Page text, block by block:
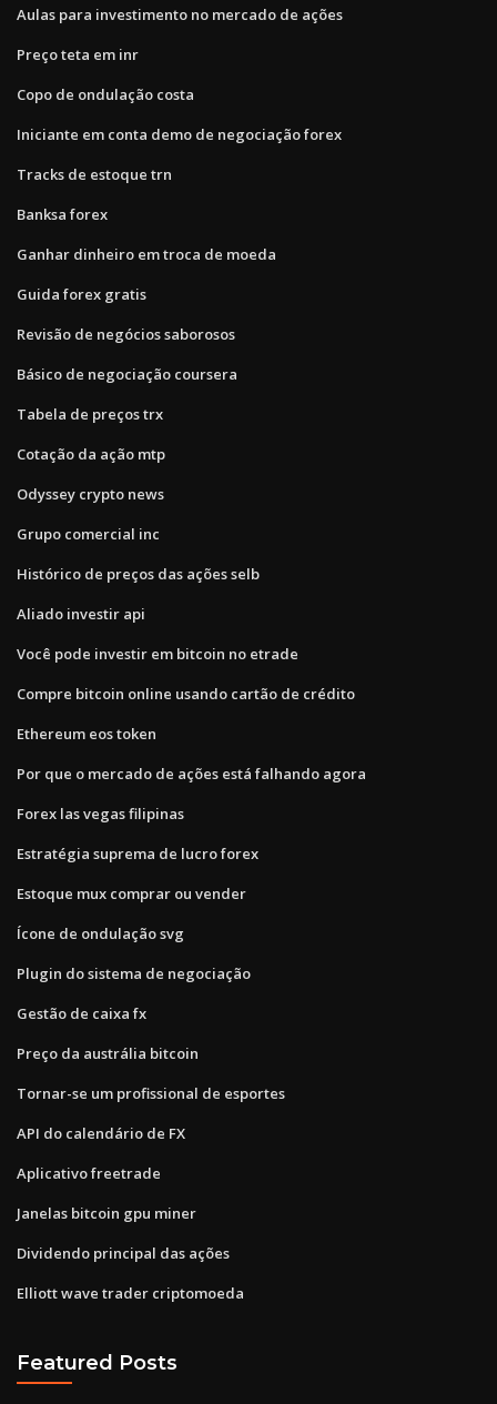
Aulas para investimento no mercado de ações
Preço teta em inr
Copo de ondulação costa
Iniciante em conta demo de negociação forex
Tracks de estoque trn
Banksa forex
Ganhar dinheiro em troca de moeda
Guida forex gratis
Revisão de negócios saborosos
Básico de negociação coursera
Tabela de preços trx
Cotação da ação mtp
Odyssey crypto news
Grupo comercial inc
Histórico de preços das ações selb
Aliado investir api
Você pode investir em bitcoin no etrade
Compre bitcoin online usando cartão de crédito
Ethereum eos token
Por que o mercado de ações está falhando agora
Forex las vegas filipinas
Estratégia suprema de lucro forex
Estoque mux comprar ou vender
Ícone de ondulação svg
Plugin do sistema de negociação
Gestão de caixa fx
Preço da austrália bitcoin
Tornar-se um profissional de esportes
API do calendário de FX
Aplicativo freetrade
Janelas bitcoin gpu miner
Dividendo principal das ações
Elliott wave trader criptomoeda
Featured Posts